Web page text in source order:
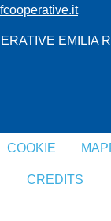
EMILIA
COOKIE
CREDITS